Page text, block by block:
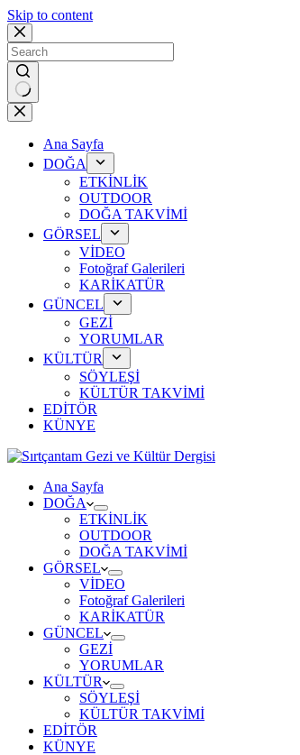
Skip to content
No
results
Ana Sayfa
DOĞA
ETKİNLİK
OUTDOOR
DOĞA TAKVİMİ
GÖRSEL
VİDEO
Fotoğraf Galerileri
KARİKATÜR
GÜNCEL
GEZİ
YORUMLAR
KÜLTÜR
SÖYLEŞİ
KÜLTÜR TAKVİMİ
EDİTÖR
KÜNYE
Ana Sayfa
DOĞA
ETKİNLİK
OUTDOOR
DOĞA TAKVİMİ
GÖRSEL
VİDEO
Fotoğraf Galerileri
KARİKATÜR
GÜNCEL
GEZİ
YORUMLAR
KÜLTÜR
SÖYLEŞİ
KÜLTÜR TAKVİMİ
EDİTÖR
KÜNYE